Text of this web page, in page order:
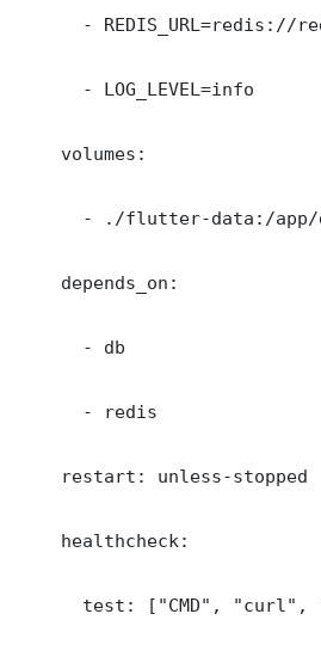
- REDIS_URL=redis://
      - LOG_LEVEL=info
    volumes:
- ./flutter-data:/
    depends_on:
      - db
      - redis
    restart: unless-stopped
    healthcheck:
test: ["CMD", "curl",